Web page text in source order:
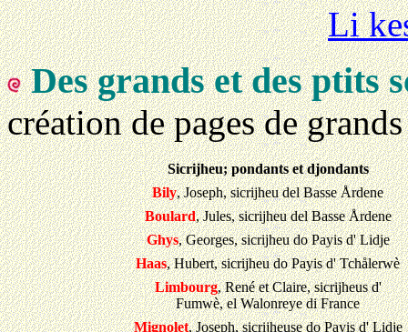
Li
Des grands et des ptits
création de pages de
Sicrijheu; pondants et djondants
Bily, Joseph, sicrijheu del Basse Årdene
Boulard, Jules, sicrijheu del Basse Årdene
Ghys, Georges, sicrijheu do Payis d' Lidje
Haas, Hubert, sicrijheu do Payis d' Tchålerwè
Limbourg, René et Claire, sicrijheus d'
Fumwè, el Walonreye di France
Mignolet, Joseph, sicrijheuse do Payis d' Lidje